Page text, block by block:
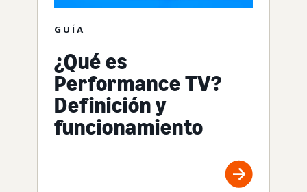
GUÍA
¿Qué es
Performance TV?
Definición y
funcionamiento